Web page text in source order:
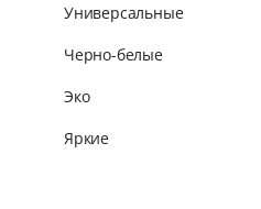
Универсальные
Черно-белые
Эко
Яркие